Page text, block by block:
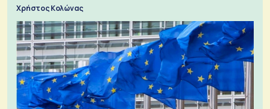
Χρήστος Κολώνας